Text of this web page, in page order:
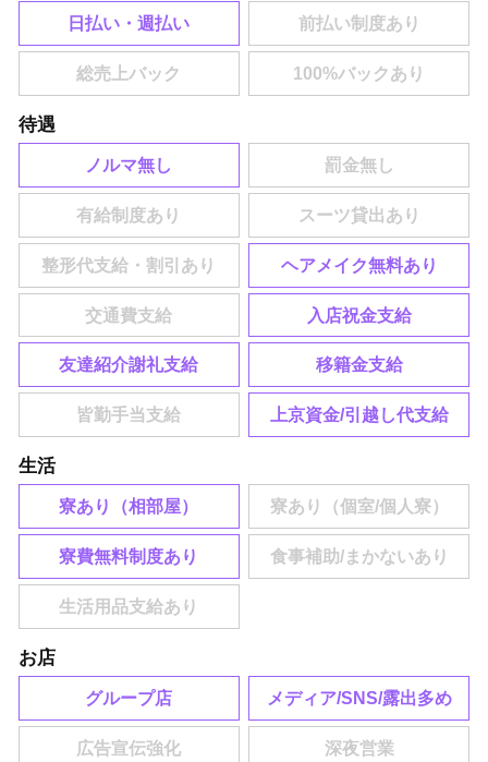
日払い・週払い
待遇
ノルマ無し
ヘアメイク無料あり
入店祝金支給
友達紹介謝礼支給 移籍金支給
上京資金/引越し代支給
生活
寮あり（相部屋）
寮費無料制度あり
お店
グループ店 メディア/SNS/露出多め